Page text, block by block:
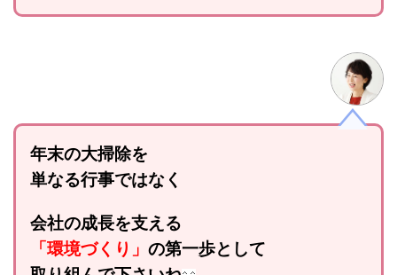
年末の大掃除を
単なる行事ではなく
会社の成長を支える
「環境づくり」 の第一歩として